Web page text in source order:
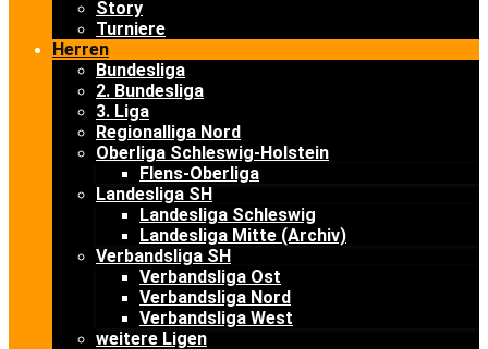
Story
Turniere
Herren
Bundesliga
2. Bundesliga
3. Liga
Regionalliga Nord
Oberliga Schleswig-Holstein
Flens-Oberliga
Landesliga SH
Landesliga Schleswig
Landesliga Mitte (Archiv)
Verbandsliga SH
Verbandsliga Ost
Verbandsliga Nord
Verbandsliga West
weitere Ligen